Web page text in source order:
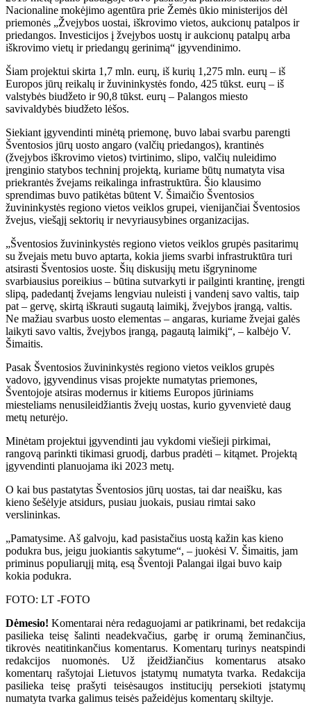
Nacionaline mokėjimo agentūra prie Žemės ūkio ministerijos dėl
priemonės „Žvejybos uostai, iškrovimo vietos, aukcionų patalpos ir
priedangos. Investicijos į žvejybos uostų ir aukcionų patalpų arba
iškrovimo vietų ir priedangų gerinimą“ įgyvendinimo.
Šiam projektui skirta 1,7 mln. eurų, iš kurių 1,275 mln. eurų – iš
Europos jūrų reikalų ir žuvininkystės fondo, 425 tūkst. eurų – iš
valstybės biudžeto ir 90,8 tūkst. eurų – Palangos miesto
savivaldybės biudžeto lėšos.
Siekiant įgyvendinti minėtą priemonę, buvo labai svarbu parengti
Šventosios jūrų uosto angaro (valčių priedangos), krantinės
(žvejybos iškrovimo vietos) tvirtinimo, slipo, valčių nuleidimo
įrenginio statybos techninį projektą, kuriame būtų numatyta visa
priekrantės žvejams reikalinga infrastruktūra. Šio klausimo
sprendimas buvo patikėtas būtent V. Šimaičio Šventosios
žuvininkystės regiono vietos veiklos grupei, vienijančiai Šventosios
žvejus, viešąjį sektorių ir nevyriausybines organizacijas.
„Šventosios žuvininkystės regiono vietos veiklos grupės pasitarimų
su žvejais metu buvo aptarta, kokia jiems svarbi infrastruktūra turi
atsirasti Šventosios uoste. Šių diskusijų metu išgryninome
svarbiausius poreikius – būtina sutvarkyti ir pailginti krantinę, įrengti
slipą, padedantį žvejams lengviau nuleisti į vandenį savo valtis, taip
pat – gervę, skirtą iškrauti sugautą laimikį, žvejybos įrangą, valtis.
Ne mažiau svarbus uosto elementas – angaras, kuriame žvejai galės
laikyti savo valtis, žvejybos įrangą, pagautą laimikį“, – kalbėjo V.
Šimaitis.
Pasak Šventosios žuvininkystės regiono vietos veiklos grupės
vadovo, įgyvendinus visas projekte numatytas priemones,
Šventojoje atsiras modernus ir kitiems Europos jūriniams
miesteliams nenusileidžiantis žvejų uostas, kurio gyvenvietė daug
metų neturėjo.
Minėtam projektui įgyvendinti jau vykdomi viešieji pirkimai,
rangovą parinkti tikimasi gruodį, darbus pradėti – kitąmet. Projektą
įgyvendinti planuojama iki 2023 metų.
O kai bus pastatytas Šventosios jūrų uostas, tai dar neaišku, kas
kieno šešėlyje atsidurs, pusiau juokais, pusiau rimtai sako
verslininkas.
„Pamatysime. Aš galvoju, kad pasistačius uostą kažin kas kieno
podukra bus, jeigu juokiantis sakytume“, – juokėsi V. Šimaitis, jam
priminus populiarųjį mitą, esą Šventoji Palangai ilgai buvo kaip
kokia podukra.
FOTO: LT -FOTO
Dėmesio! Komentarai nėra redaguojami ar patikrinami, bet redakcija
pasilieka teisę šalinti neadekvačius, garbę ir orumą žeminančius,
tikrovės neatitinkančius komentarus. Komentarų turinys neatspindi
redakcijos nuomonės. Už įžeidžiančius komentarus atsako
komentarų rašytojai Lietuvos įstatymų numatyta tvarka. Redakcija
pasilieka teisę prašyti teisėsaugos institucijų persekioti įstatymų
numatyta tvarka galimus teisės pažeidėjus komentarų skiltyje.